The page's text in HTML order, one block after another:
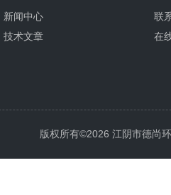
新闻中心
技术文章
联
在
版权所有©2026 江阴市德尚